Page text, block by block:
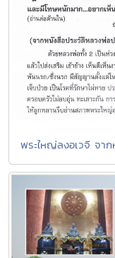
พระใหญ่ลงอเวจี จา